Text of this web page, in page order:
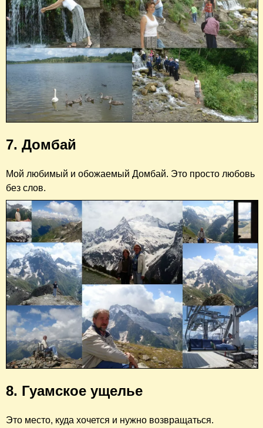
7. Домбай
Мой любимый и обожаемый Домбай. Это просто любовь
без слов.
8. Гуамское ущелье
Это место, куда хочется и нужно возвращаться.